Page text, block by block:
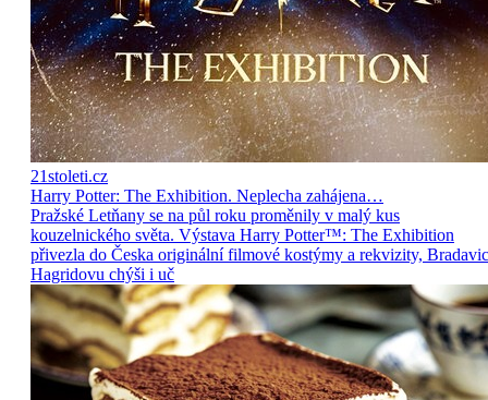
21stoleti.cz
Harry Potter: The Exhibition. Neplecha zahájena…
Pražské Letňany se na půl roku proměnily v malý kus
kouzelnického světa. Výstava Harry Potter™: The Exhibition
přivezla do Česka originální filmové kostýmy a rekvizity,
Hagridovu chýši i uč